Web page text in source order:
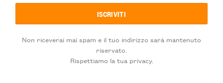
Non riceverai mai spam e il tuo indirizzo sarà mantenuto
riservato.
Rispettiamo la tua privacy.